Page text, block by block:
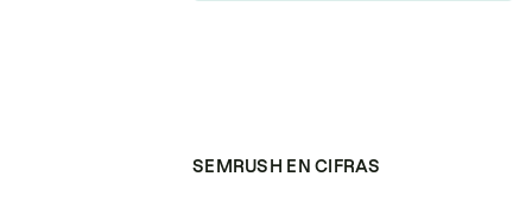
SEMRUSH EN CIFRAS